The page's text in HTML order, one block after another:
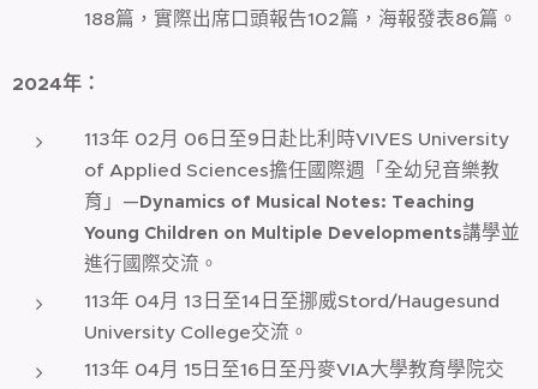
188篇，實際出席口頭報告102篇，海報發表86篇。
2024年：
113年 02月 06日至9日赴比利時VIVES University
of Applied Sciences擔任國際週「全幼兒音樂教
育」—Dynamics of Musical Notes: Teaching
Young Children on Multiple Developments講學並
進行國際交流。
113年 04月 13日至14日至挪威Stord/Haugesund
University College交流。
113年 04月 15日至16日至丹麥VIA大學教育學院交